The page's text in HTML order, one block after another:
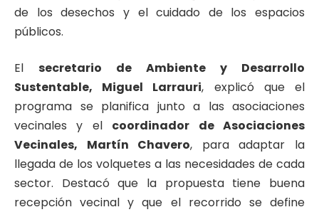
de los desechos y el cuidado de los espacios
públicos.
El secretario de Ambiente y Desarrollo
Sustentable, Miguel Larrauri, explicó que el
programa se planifica junto a las asociaciones
vecinales y el coordinador de Asociaciones
Vecinales, Martín Chavero, para adaptar la
llegada de los volquetes a las necesidades de cada
sector. Destacó que la propuesta tiene buena
recepción vecinal y que el recorrido se define